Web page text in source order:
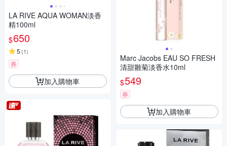
LA RIVE AQUA WOMAN淡香
精100ml
$650
5 (1)
券
加入購物車
Marc Jacobs EAU SO FRESH
清甜雛菊淡香水10ml
$549
券
加入購物車